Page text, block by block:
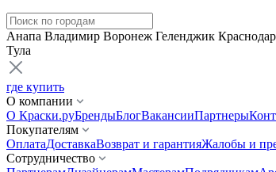
Анапа Владимир Воронеж Геленджик Краснодар
Тула
где купить
О компании
О Краски.руБрендыБлогВакансииПартнеры
Покупателям
ОплатаДоставкаВозврат и гарантияЖалобы и
Сотрудничество